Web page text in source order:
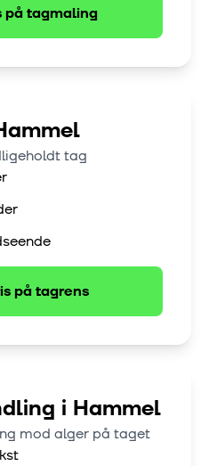
påtagmaling
tag
påtagrens
i Hammel
mod alger på taget